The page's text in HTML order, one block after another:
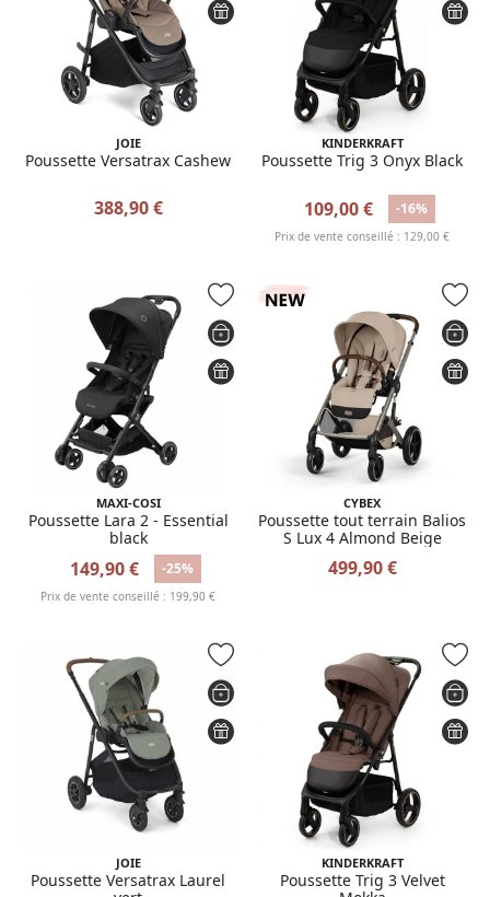
JOIE
Poussette Versatrax Cashew
388,90 €
KINDERKRAFT
Poussette Trig 3 Onyx Black
109,00 € -16%
Prix de vente conseillé : 129,00 €
MAXI-COSI
Poussette Lara 2 - Essential
black
149,90 € -25%
Prix de vente conseillé : 199,90 €
CYBEX
Poussette tout terrain Balios
S Lux 4 Almond Beige
499,90 €
JOIE
Poussette Versatrax Laurel
KINDERKRAFT
Poussette Trig 3 Velvet